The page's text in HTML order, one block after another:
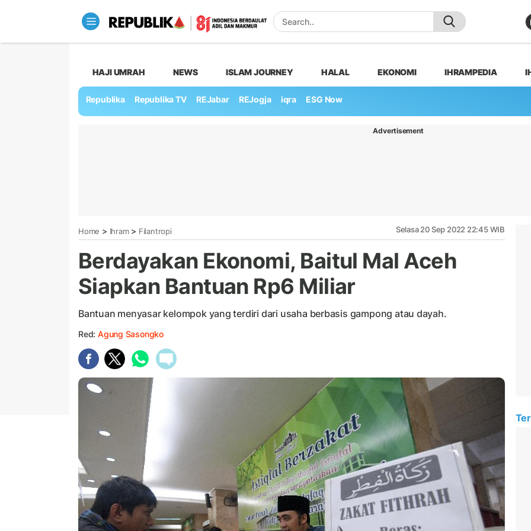
HAJI UMRAH NEWS ISLAM JOURNEY HALAL EKONOMI IHRAMPEDIA
Republika Republika TV REJabar REJogja iqra ESG Now
Advertisement
Home > Ihram> Filantropi Selasa 20 Sep 2022 22:45 WIB
Berdayakan Ekonomi, Baitul Mal Aceh
Siapkan Bantuan Rp6 Miliar
Bantuan menyasar kelompok yang terdiri dari usaha berbasis gampong atau dayah.
Red: Agung Sasongko